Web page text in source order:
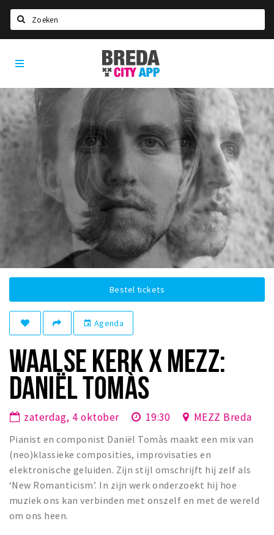
Home
Agenda
Deals
Party pics
Nieuws, interviews & blogs
Drinken
Winkels
Parkeren
Musea, theaters & podia
Uitjes & activiteiten
Toeristische routes
Natuurgebieden
Baroniepoorten
Sport
Privacy
Inloggen
Breda
City
App
Bestel tickets
event Agenda
WAALSE KERK X MEZZ:
DANIËL TOMÀS
zaterdag, 4 oktober 19:30 MEZZ Breda
Pianist en componist Daniël Tomàs maakt een mix van
(neo)klassieke composities, improvisaties en
elektronische geluiden. Zijn stijl omschrijft hij zelf als
‘New Romanticism’. In zijn werk onderzoekt hij hoe
muziek ons kan verbinden met onszelf en met de wereld
om ons heen.